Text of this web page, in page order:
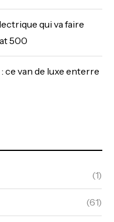
qui va faire
500
ce van de luxe enterre
(1)
(61)